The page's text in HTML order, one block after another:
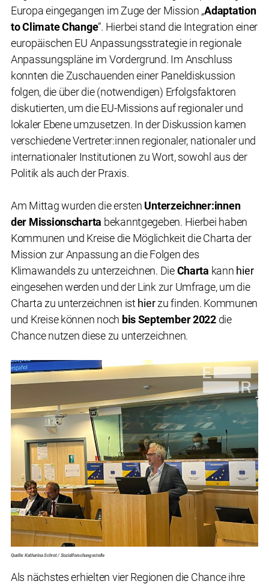
Europa eingegangen im Zuge der Mission „Adaptation
to Climate Change“. Hierbei stand die Integration einer
europäischen EU Anpassungsstrategie in regionale
Anpassungspläne im Vordergrund. Im Anschluss
konnten die Zuschauenden einer Paneldiskussion
folgen, die über die (notwendigen) Erfolgsfaktoren
diskutierten, um die EU-Missions auf regionaler und
lokaler Ebene umzusetzen. In der Diskussion kamen
verschiedene Vertreter:innen regionaler, nationaler und
internationaler Institutionen zu Wort, sowohl aus der
Politik als auch der Praxis.
Am Mittag wurden die ersten Unterzeichner:innen
der Missionscharta bekanntgegeben. Hierbei haben
Kommunen und Kreise die Möglichkeit die Charta der
Mission zur Anpassung an die Folgen des
Klimawandels zu unterzeichnen. DieCharta kann hier
eingesehen werden und der Link zur Umfrage, um die
Charta zu unterzeichnen ist hierzu finden. Kommunen
und Kreise können noch bis September 2022die
Chance nutzen diese zu unterzeichnen.
Quelle: Katharina Schrot / Sozialforschungsstelle
Als nächstes erhielten vier Regionen die Chance ihre